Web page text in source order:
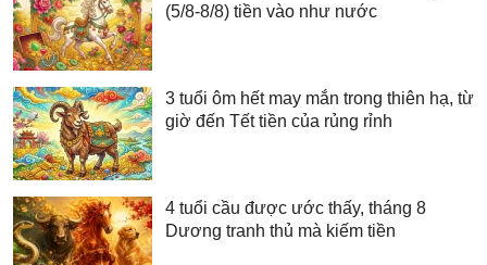
(5/8-8/8) tiền vào như nước
3 tuổi ôm hết may mắn trong thiên hạ, từ
giờ đến Tết tiền của rủng rỉnh
4 tuổi cầu được ước thấy, tháng 8
Dương tranh thủ mà kiếm tiền